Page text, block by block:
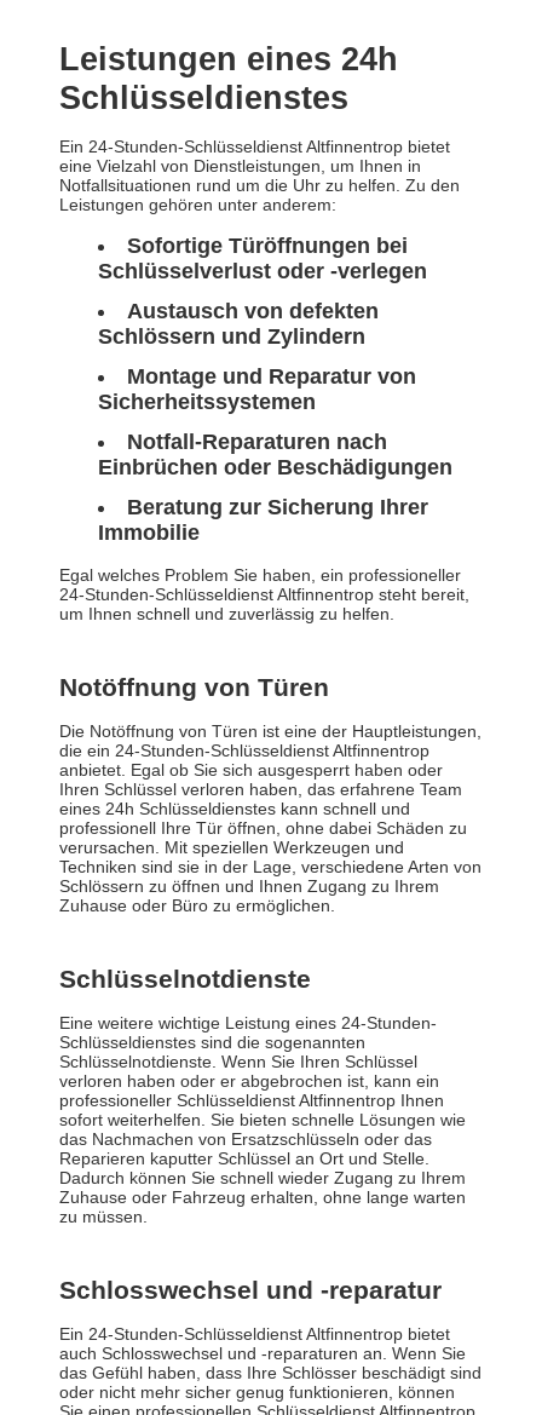
Leistungen eines 24h
Schlüsseldienstes
Ein 24-Stunden-Schlüsseldienst Altfinnentrop bietet
eine Vielzahl von Dienstleistungen, um Ihnen in
Notfallsituationen rund um die Uhr zu helfen. Zu den
Leistungen gehören unter anderem:
Sofortige Türöffnungen bei
Schlüsselverlust oder -verlegen
Austausch von defekten
Schlössern und Zylindern
Montage und Reparatur von
Sicherheitssystemen
Notfall-Reparaturen nach
Einbrüchen oder Beschädigungen
Beratung zur Sicherung Ihrer
Immobilie
Egal welches Problem Sie haben, ein professioneller
24-Stunden-Schlüsseldienst Altfinnentrop steht bereit,
um Ihnen schnell und zuverlässig zu helfen.
Notöffnung von Türen
Die Notöffnung von Türen ist eine der Hauptleistungen,
die ein 24-Stunden-Schlüsseldienst Altfinnentrop
anbietet. Egal ob Sie sich ausgesperrt haben oder
Ihren Schlüssel verloren haben, das erfahrene Team
eines 24h Schlüsseldienstes kann schnell und
professionell Ihre Tür öffnen, ohne dabei Schäden zu
verursachen. Mit speziellen Werkzeugen und
Techniken sind sie in der Lage, verschiedene Arten von
Schlössern zu öffnen und Ihnen Zugang zu Ihrem
Zuhause oder Büro zu ermöglichen.
Schlüsselnotdienste
Eine weitere wichtige Leistung eines 24-Stunden-
Schlüsseldienstes sind die sogenannten
Schlüsselnotdienste. Wenn Sie Ihren Schlüssel
verloren haben oder er abgebrochen ist, kann ein
professioneller Schlüsseldienst Altfinnentrop Ihnen
sofort weiterhelfen. Sie bieten schnelle Lösungen wie
das Nachmachen von Ersatzschlüsseln oder das
Reparieren kaputter Schlüssel an Ort und Stelle.
Dadurch können Sie schnell wieder Zugang zu Ihrem
Zuhause oder Fahrzeug erhalten, ohne lange warten
zu müssen.
Schlosswechsel und -reparatur
Ein 24-Stunden-Schlüsseldienst Altfinnentrop bietet
auch Schlosswechsel und -reparaturen an. Wenn Sie
das Gefühl haben, dass Ihre Schlösser beschädigt sind
oder nicht mehr sicher genug funktionieren, können